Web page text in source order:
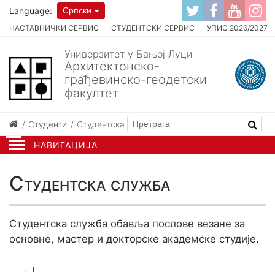
НАВИГАЦИЈА
НАСТАВНИЧКИ СЕРВИС СТУДЕНТСКИ СЕРВИС УПИС 2026/2027
Language: Српски
Универзитет у Бањој Луци
Архитектонско-
грађевинско-геодетски
факултет
Студенти Студентска служба
Студентска служба
Студентска служба обавља послове везане за
основне, мастер и докторске академске студије.